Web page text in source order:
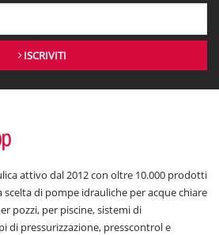
ISCRIVITI
attivo dal 2012 con oltre 10.000 prodotti
di pompe idrauliche per acque chiare
pozzi, per piscine, sistemi di
di pressurizzazione, presscontrol e